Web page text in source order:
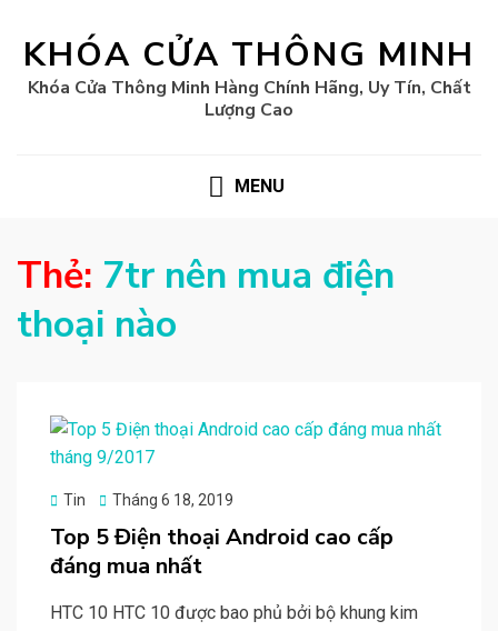
KHÓA CỬA THÔNG MINH
Khóa Cửa Thông Minh Hàng Chính Hãng, Uy Tín, Chất
Lượng Cao
MENU
Thẻ: 7tr nên mua điện
thoại nào
Tin
Posted
Tháng 6 18, 2019
Top 5 Điện thoại Android cao cấp
đáng mua nhất
HTC 10 HTC 10 được bao phủ bởi bộ khung kim